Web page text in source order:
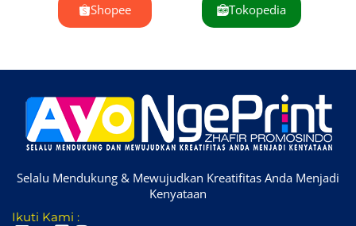
Shopee Tokopedia
Selalu Mendukung & Mewujudkan Kreatifitas Anda Menjadi
Kenyataan
Ikuti Kami :